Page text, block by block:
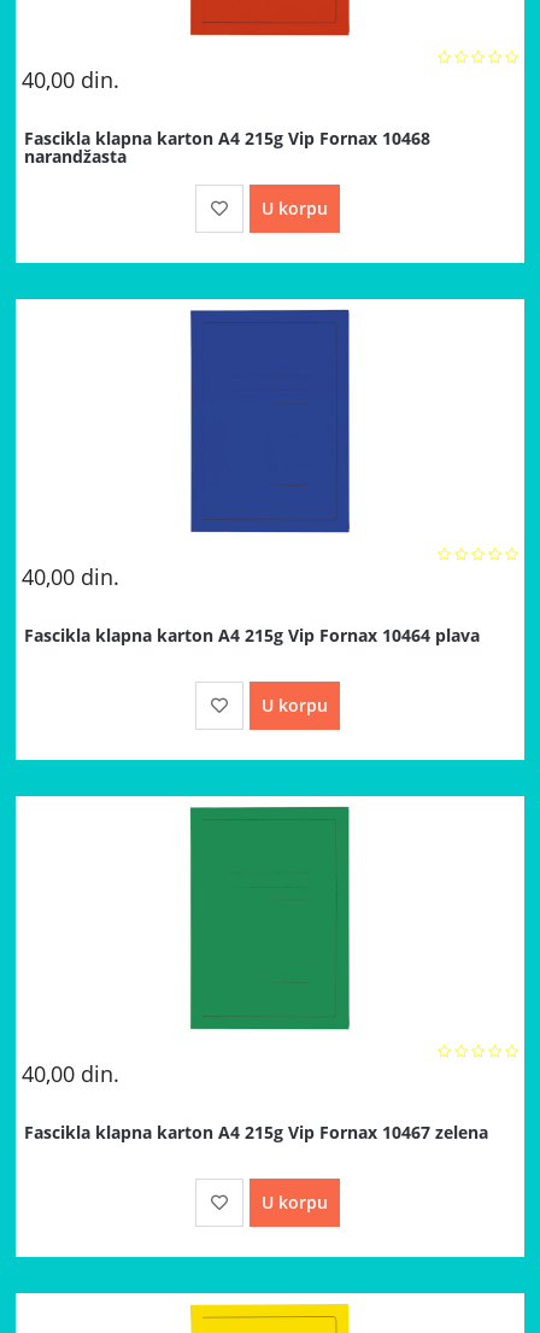
40,00 din.
Fascikla klapna karton A4 215g Vip Fornax 10468
narandžasta
U korpu
40,00 din.
Fascikla klapna karton A4 215g Vip Fornax 10464 plava
U korpu
40,00 din.
Fascikla klapna karton A4 215g Vip Fornax 10467 zelena
U korpu